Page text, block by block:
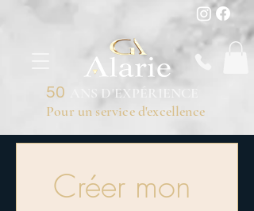
50
ANS D'EXPÉRIENCE
Pour un service d'excellence
Créer mon